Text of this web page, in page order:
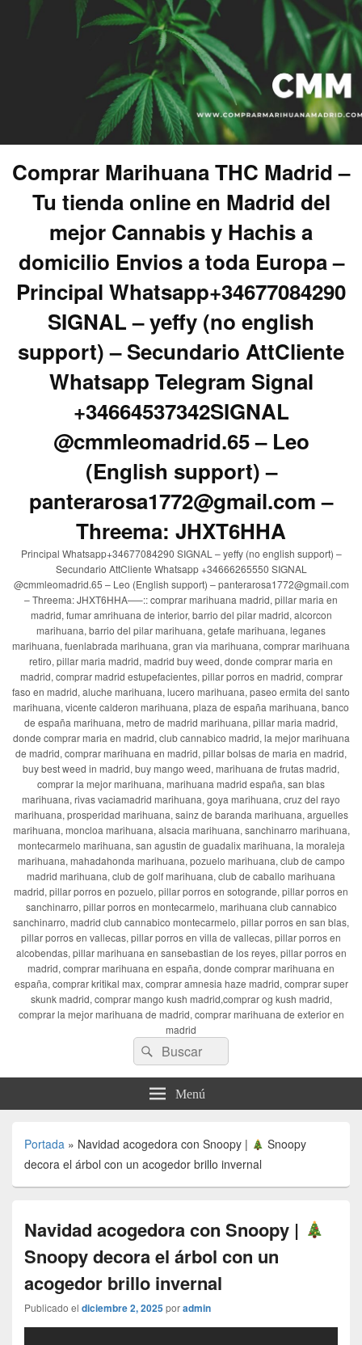
Comprar Marihuana THC Madrid –
Tu tienda online en Madrid del
mejor Cannabis y Hachis a
domicilio Envios a toda Europa –
Principal Whatsapp+34677084290
SIGNAL – yeffy (no english
support) – Secundario AttCliente
Whatsapp Telegram Signal
+34664537342SIGNAL
@cmmleomadrid.65 – Leo
(English support) –
panterarosa1772@gmail.com –
Threema: JHXT6HHA
Principal Whatsapp+34677084290 SIGNAL – yeffy (no english support) –
Secundario AttCliente Whatsapp +34666265550 SIGNAL
@cmmleomadrid.65 – Leo (English support) – panterarosa1772@gmail.com
– Threema: JHXT6HHA—–:: comprar marihuana madrid, pillar maria en
madrid, fumar amrihuana de interior, barrio del pilar madrid, alcorcon
marihuana, barrio del pilar marihuana, getafe marihuana, leganes
marihuana, fuenlabrada marihuana, gran via marihuana, comprar marihuana
retiro, pillar maria madrid, madrid buy weed, donde comprar maria en
madrid, comprar madrid estupefacientes, pillar porros en madrid, comprar
faso en madrid, aluche marihuana, lucero marihuana, paseo ermita del santo
marihuana, vicente calderon marihuana, plaza de españa marihuana, banco
de españa marihuana, metro de madrid marihuana, pillar maria madrid,
donde comprar maria en madrid, club cannabico madrid, la mejor marihuana
de madrid, comprar marihuana en madrid, pillar bolsas de maria en madrid,
buy best weed in madrid, buy mango weed, marihuana de frutas madrid,
comprar la mejor marihuana, marihuana madrid españa, san blas
marihuana, rivas vaciamadrid marihuana, goya marihuana, cruz del rayo
marihuana, prosperidad marihuana, sainz de baranda marihuana, arguelles
marihuana, moncloa marihuana, alsacia marihuana, sanchinarro marihuana,
montecarmelo marihuana, san agustin de guadalix marihuana, la moraleja
marihuana, mahadahonda marihuana, pozuelo marihuana, club de campo
madrid marihuana, club de golf marihuana, club de caballo marihuana
madrid, pillar porros en pozuelo, pillar porros en sotogrande, pillar porros en
sanchinarro, pillar porros en montecarmelo, marihuana club cannabico
sanchinarro, madrid club cannabico montecarmelo, pillar porros en san blas,
pillar porros en vallecas, pillar porros en villa de vallecas, pillar porros en
alcobendas, pillar marihuana en sansebastian de los reyes, pillar porros en
madrid, comprar marihuana en españa, donde comprar marihuana en
españa, comprar kritikal max, comprar amnesia haze madrid, comprar super
skunk madrid, comprar mango kush madrid,comprar og kush madrid,
comprar la mejor marihuana de madrid, comprar marihuana de exterior en
madrid
Buscar
por:
Buscar
Menú
Portada » Navidad acogedora con Snoopy |
Snoopy
decora el árbol con un acogedor brillo invernal
Navidad acogedora con Snoopy |
Snoopy decora el árbol con un
acogedor brillo invernal
Publicado el diciembre 2, 2025poradmin